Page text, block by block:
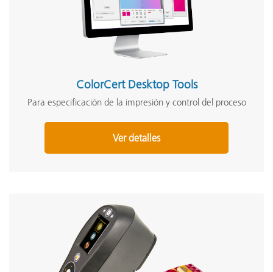
ColorCert Desktop Tools
Para especificación de la impresión y control del proceso
Ver detalles